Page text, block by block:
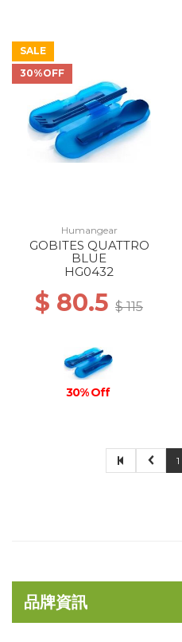
SALE
30%OFF
Humangear
GOBITES QUATTRO
BLUE
HG0432
$ 80.5 $ 115
30% Off
1
品牌資訊